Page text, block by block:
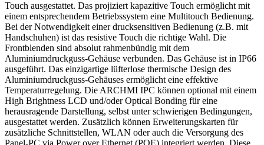
Touch ausgestattet. Das projiziert kapazitive Touch ermöglicht mit
einem entsprechendem Betriebssystem eine Multitouch Bedienung.
Bei der Notwendigkeit einer drucksensitiven Bedienung (z.B. mit
Handschuhen) ist das resistive Touch die richtige Wahl. Die
Frontblenden sind absolut rahmenbündig mit dem
Aluminiumdruckguss-Gehäuse verbunden. Das Gehäuse ist in IP66
ausgeführt. Das einzigartige lüfterlose thermische Design des
Aluminiumdruckguss-Gehäuses ermöglicht eine effektive
Temperaturregelung. Die ARCHMI IPC können optional mit einem
High Brightness LCD und/oder Optical Bonding für eine
herausragende Darstellung, selbst unter schwierigen Bedingungen,
ausgestattet werden. Zusätzlich können Erweiterungskarten für
zusätzliche Schnittstellen, WLAN oder auch die Versorgung des